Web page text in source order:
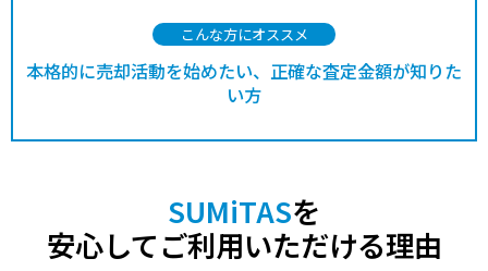
こんな方にオススメ
本格的に売却活動を始めたい、正確な査定金額が知りた
い方
SUMiTASを
安心してご利用いただける理由